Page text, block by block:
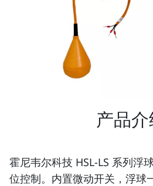
产品介
霍尼韦尔科技 HSL-LS 系列浮
位控制。内置微动开关，浮球